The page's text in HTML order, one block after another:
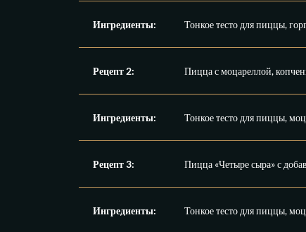
Ингредиенты: Тонкое тесто для пиццы,
Рецепт 2: Пицца с моцареллой,
Ингредиенты: Тонкое тесто для пиццы,
Рецепт 3: Пицца «Четыре сыра» с
Ингредиенты: Тонкое тесто для пиццы,